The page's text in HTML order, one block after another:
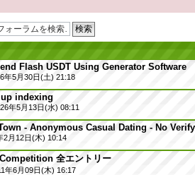
Flash USDT Using Generator Software
年5月30日(土) 21:18
indexing
年5月13日(水) 08:11
- Anonymous Casual Dating - No Verify
2月12日(木) 10:14
全エントリー
年6月09日(木) 16:17